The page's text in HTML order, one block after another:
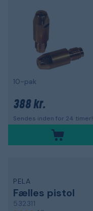
10-pak
388 kr.
Sendes inden for 24 timer!
PELA
Fælles pistol
532311